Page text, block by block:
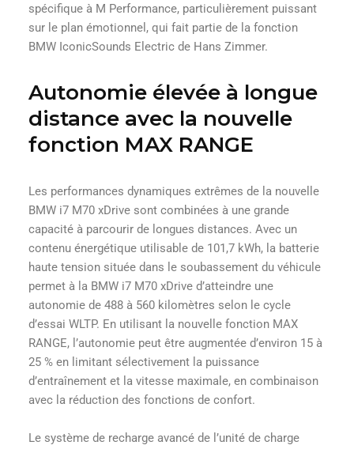
spécifique à M Performance, particulièrement puissant
sur le plan émotionnel, qui fait partie de la fonction
BMW IconicSounds Electric de Hans Zimmer.
Autonomie élevée à longue
distance avec la nouvelle
fonction MAX RANGE
Les performances dynamiques extrêmes de la nouvelle
BMW i7 M70 xDrive sont combinées à une grande
capacité à parcourir de longues distances. Avec un
contenu énergétique utilisable de 101,7 kWh, la batterie
haute tension située dans le soubassement du véhicule
permet à la BMW i7 M70 xDrive d’atteindre une
autonomie de 488 à 560 kilomètres selon le cycle
d’essai WLTP. En utilisant la nouvelle fonction MAX
RANGE, l’autonomie peut être augmentée d’environ 15 à
25 % en limitant sélectivement la puissance
d’entraînement et la vitesse maximale, en combinaison
avec la réduction des fonctions de confort.
Le système de recharge avancé de l’unité de charge